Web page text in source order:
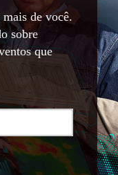
de você.
sobre
que